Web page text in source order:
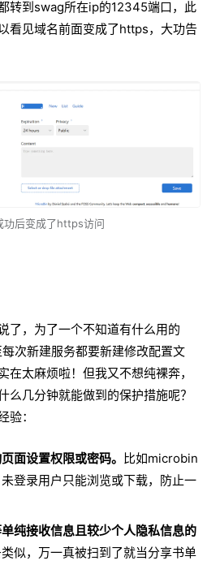
转到swag所在ip的12345端口，此
看见域名前面变成了https，大功告
功后变成了https访问
了，为了一个不知道有什么用的
次新建服务都要新建修改配置文
在太麻烦啦！但我又不想纯裸奔，
么几分钟就能做到的保护措施呢？
验：
面设置权限或密码。 比如microbin
登录用户只能浏览或下载，防止一
纯接收信息且较少个人隐私信息的
似，万一真被扫到了就当分享书单